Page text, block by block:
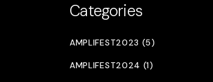
Categories
AMPLIFEST2023 (5)
AMPLIFEST2024 (1)